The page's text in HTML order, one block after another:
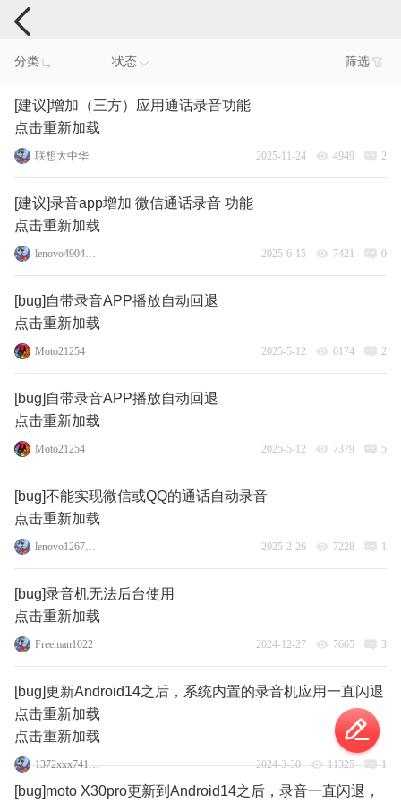
手机反馈
分类 状态 筛选
[建议]增加（三方）应用通话录音功能
点击重新加载
联想大中华 2025-11-24 4949 2
[建议]录音app增加 微信通话录音 功能
点击重新加载
lenovo49041184 2025-6-15 7421 0
[bug]自带录音APP播放自动回退
点击重新加载
Moto21254 2025-5-12 6174 2
[bug]自带录音APP播放自动回退
点击重新加载
Moto21254 2025-5-12 7379 5
[bug]不能实现微信或QQ的通话自动录音
点击重新加载
lenovo126773641 2025-2-26 7228 1
[bug]录音机无法后台使用
点击重新加载
Freeman1022 2024-12-27 7665 3
[bug]更新Android14之后，系统内置的录音机应用一直闪退
点击重新加载
点击重新加载
1372xxx741_477949 2024-3-30 11325 1
[bug]moto X30pro更新到Android14之后，录音一直闪退，